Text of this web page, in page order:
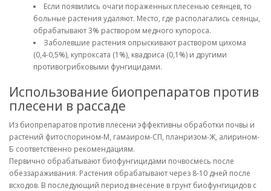
Если появились очаги пораженных плесенью сеянцев, то
больные растения удаляют. Место, где располагались сеянцы,
обрабатывают 3% раствором медного купороса.
Заболевшие растения опрыскивают раствором цихома
(0,4-0,5%), купроксата (1%), квадриса (0,1%) и другими
противогрибковыми фунгицидами.
Использование биопрепаратов против
плесени в рассаде
Из биопрепаратов против плесени эффективны обработки почвы и
растений фитоспорином-М, гамаиром-СП, планризом-Ж, алирином-
Б соответственно рекомендациям.
Первично обрабатывают биофунгицидами почвосмесь после
обеззараживания. Растения обрабатывают через 8-10 дней после
всходов. В последующий период внесение в грунт биофунгицидов с